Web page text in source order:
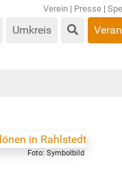
Verein | Presse |
Umkreis
Foto: Symbolbild